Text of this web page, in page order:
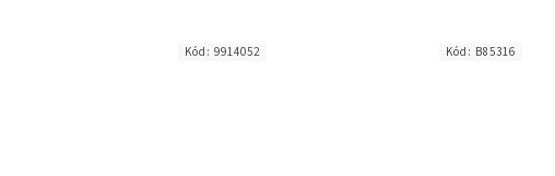
Kód: 9914052 Kód: B85316